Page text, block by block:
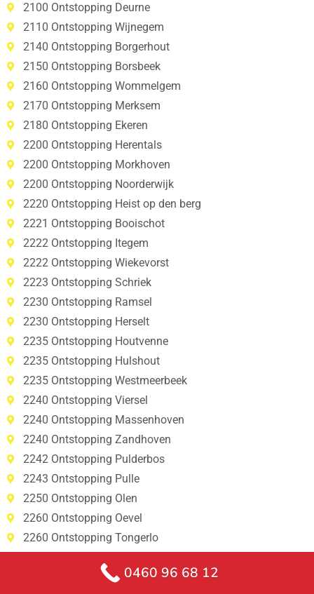
2100 Ontstopping Deurne
2110 Ontstopping Wijnegem
2140 Ontstopping Borgerhout
2150 Ontstopping Borsbeek
2160 Ontstopping Wommelgem
2170 Ontstopping Merksem
2180 Ontstopping Ekeren
2200 Ontstopping Herentals
2200 Ontstopping Morkhoven
2200 Ontstopping Noorderwijk
2220 Ontstopping Heist op den berg
2221 Ontstopping Booischot
2222 Ontstopping Itegem
2222 Ontstopping Wiekevorst
2223 Ontstopping Schriek
2230 Ontstopping Ramsel
2230 Ontstopping Herselt
2235 Ontstopping Houtvenne
2235 Ontstopping Hulshout
2235 Ontstopping Westmeerbeek
2240 Ontstopping Viersel
2240 Ontstopping Massenhoven
2240 Ontstopping Zandhoven
2242 Ontstopping Pulderbos
2243 Ontstopping Pulle
2250 Ontstopping Olen
2260 Ontstopping Oevel
2260 Ontstopping Tongerlo
2260 Ontstopping Zoerle-Parwijs
0460 96 68 12